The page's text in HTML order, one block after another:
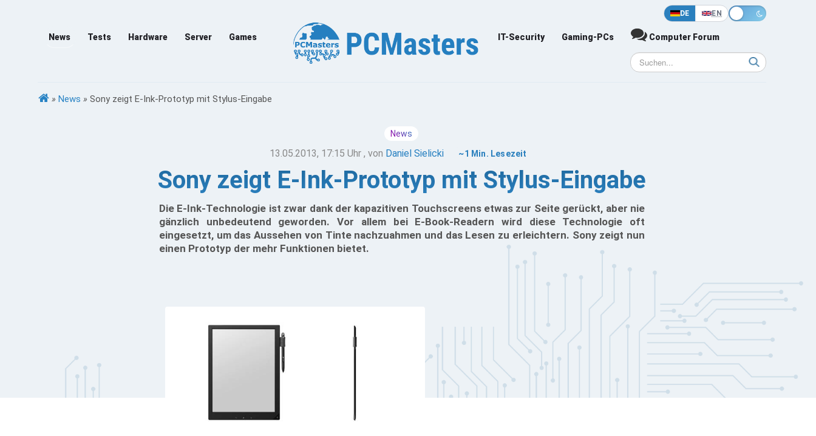
DE EN
News Tests Hardware Server Games IT-Security Gaming-PCs Computer Forum
» News » Sony zeigt E-Ink-Prototyp mit Stylus-Eingabe
News
13.05.2013, 17:15 Uhr , von Daniel Sielicki ~1 Min. Lesezeit
Sony zeigt E-Ink-Prototyp mit Stylus-Eingabe
Die E-Ink-Technologie ist zwar dank der kapazitiven Touchscreens etwas zur Seite gerückt, aber nie
gänzlich unbedeutend geworden. Vor allem bei E-Book-Readern wird diese Technologie oft
eingesetzt, um das Aussehen von Tinte nachzuahmen und das Lesen zu erleichtern. Sony zeigt nun
einen Prototyp der mehr Funktionen bietet.